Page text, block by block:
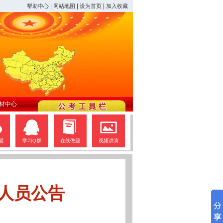
帮助中心 网站地图 设为首页 加入收藏
中心
学习Q群 在线做题 视频讲演
员公告